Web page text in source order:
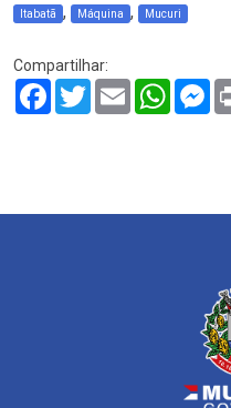
Itabatã , Máquina , Mucuri
Compartilhar:
Facebook
TwitterEmail